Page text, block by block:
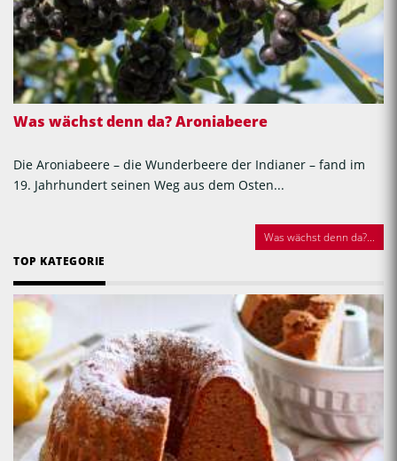
Was wächst denn da? Aroniabeere
Die Aroniabeere – die Wunderbeere der Indianer – fand im
19. Jahrhundert seinen Weg aus dem Osten...
Was wächst denn da?...
TOP KATEGORIE